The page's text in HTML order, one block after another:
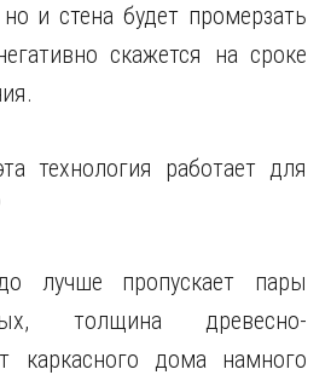
и стена будет промерзать
скажется на сроке
технология работает для
лучше пропускает пары
толщина древесно-
каркасного дома намного